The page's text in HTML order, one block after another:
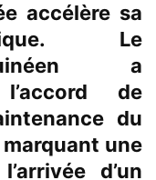
accélère sa
Le
a
de
du
marquant une
d’un